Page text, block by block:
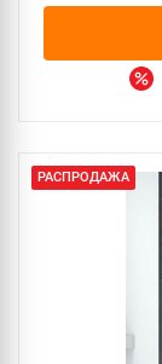
РАСПРОДАЖА